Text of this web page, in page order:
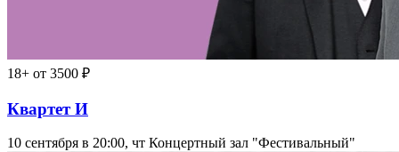
18+ от 3500 ₽
Квартет И
10 сентября в 20:00, чт Концертный зал "Фестивальный"